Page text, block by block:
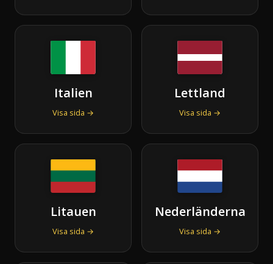
Italien
Visa sida →
Lettland
Visa sida →
Litauen
Visa sida →
Nederländerna
Visa sida →